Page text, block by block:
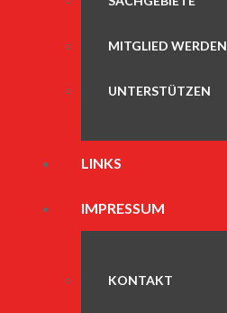
MITGLIED WERDEN
UNTERSTÜTZEN
LINKS
IMPRESSUM
KONTAKT